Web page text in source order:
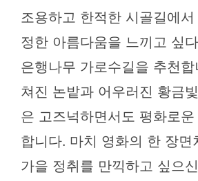
조용하고 한적한 시골길에
정한 아름다움을 느끼고 싶
은행나무 가로수길을 추천합
쳐진 논밭과 어우러진 황금
은 고즈넉하면서도 평화로
합니다. 마치 영화의 한 장면
가을 정취를 만끽하고 싶으